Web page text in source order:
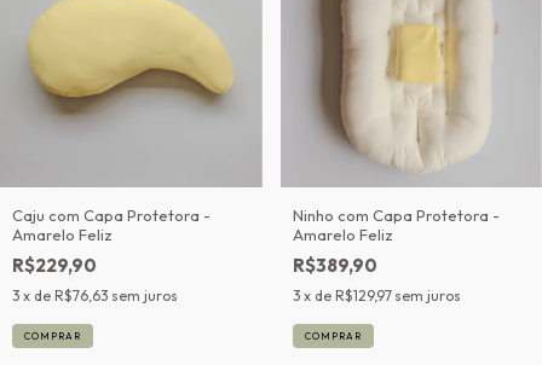
Caju com Capa Protetora -
Amarelo Feliz
R$229,90
3 x de R$76,63 sem juros
Ninho com Capa Protetora -
Amarelo Feliz
R$389,90
3 x de R$129,97 sem juros